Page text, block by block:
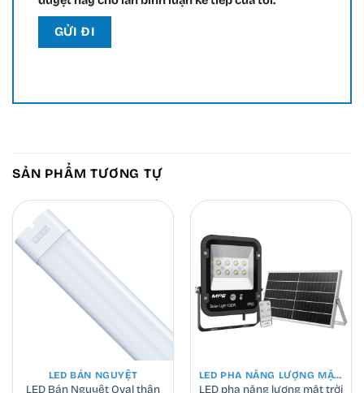
SẢN PHẨM TƯƠNG TỰ
LED BÁN NGUYỆT
LED Bán Nguyệt Oval thân
LED PHA NĂNG LƯỢNG MẶT TRỜI
LED pha năng lượng mặt trời